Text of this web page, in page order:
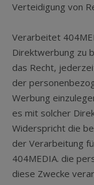
Verteidigung von
Verarbeitet
Direktwerbung zu
das Recht,
der
Werbung
es mit solcher
Widerspricht die
der Verarbeitung
404MEDIA. die
diese Zwecke